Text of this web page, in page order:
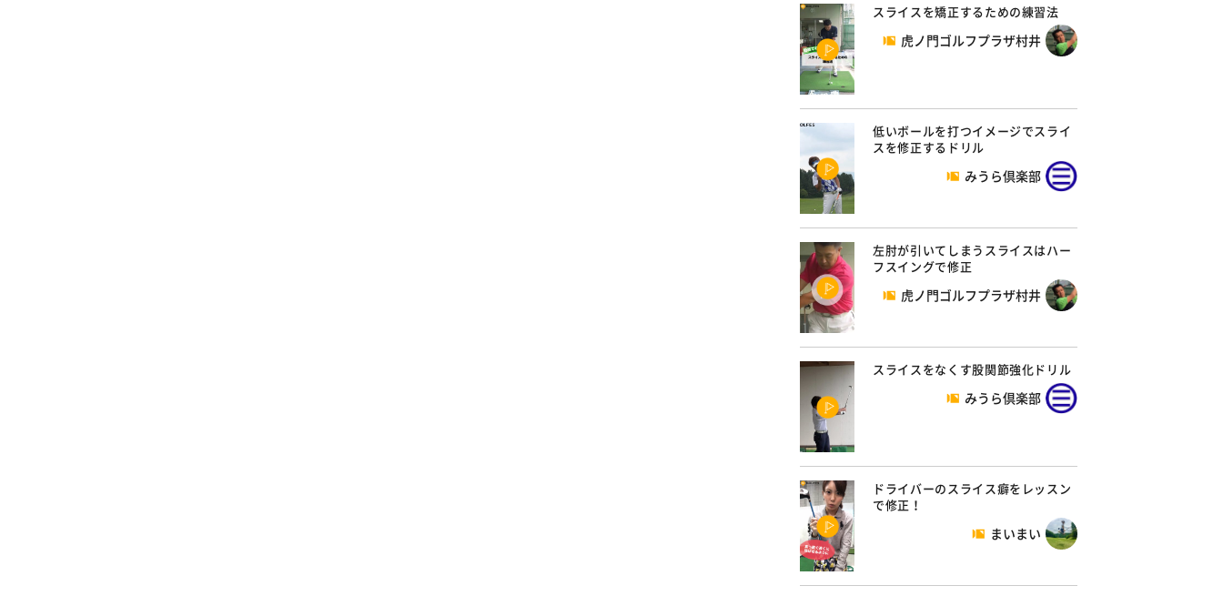
スライスを矯正するための練習法
虎ノ門ゴルフプラザ村井
低いボールを打つイメージでスライ
スを修正するドリル
みうら倶楽部
左肘が引いてしまうスライスはハー
フスイングで修正
虎ノ門ゴルフプラザ村井
スライスをなくす股関節強化ドリル
みうら倶楽部
ドライバーのスライス癖をレッスン
で修正！
まいまい